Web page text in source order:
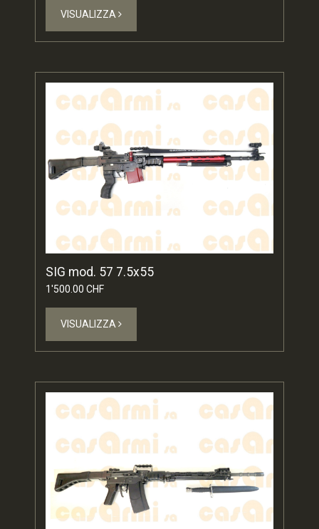
VISUALIZZA
SIG mod. 57 7.5x55
1'500.00 CHF
VISUALIZZA